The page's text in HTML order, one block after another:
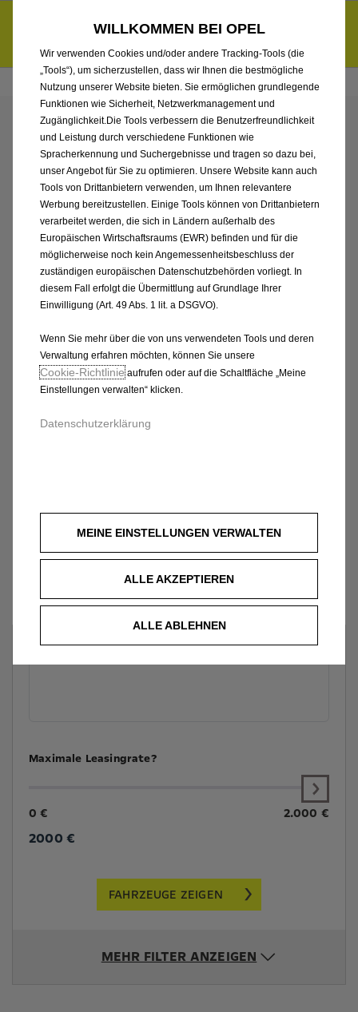
6.000 € staatliche Förderungsprämie für E-Autos und Plug-in-
Hybride. Mehr erfahren >>
ENTDECKEN SIE ALLE
CORSA ELECTRIC VON
FRANKE AUTOMOBILE
GMBH & CO. KG
Welches Fahrzeug?
Maximale Leasingrate?
0 € 2.000 €
2000 €
FAHRZEUGE ZEIGEN
MEHR FILTER ANZEIGEN
WILLKOMMEN BEI OPEL
Wir verwenden Cookies und/oder andere Tracking-Tools (die
„Tools“), um sicherzustellen, dass wir Ihnen die bestmögliche
Nutzung unserer Website bieten. Sie ermöglichen grundlegende
Funktionen wie Sicherheit, Netzwerkmanagement und
Zugänglichkeit.Die Tools verbessern die Benutzerfreundlichkeit
und Leistung durch verschiedene Funktionen wie
Spracherkennung und Suchergebnisse und tragen so dazu bei,
unser Angebot für Sie zu optimieren. Unsere Website kann auch
Tools von Drittanbietern verwenden, um Ihnen relevantere
Werbung bereitzustellen. Einige Tools können von Drittanbietern
verarbeitet werden, die sich in Ländern außerhalb des
Europäischen Wirtschaftsraums (EWR) befinden und für die
möglicherweise noch kein Angemessenheitsbeschluss der
zuständigen europäischen Datenschutzbehörden vorliegt. In
diesem Fall erfolgt die Übermittlung auf Grundlage Ihrer
Einwilligung (Art. 49 Abs. 1 lit. a DSGVO).
Wenn Sie mehr über die von uns verwendeten Tools und deren
Verwaltung erfahren möchten, können Sie unsere
Cookie‑Richtlinieaufrufen oder auf die Schaltfläche „Meine
Einstellungen verwalten“ klicken.
Datenschutzerklärung
MEINE EINSTELLUNGEN VERWALTEN
ALLE AKZEPTIEREN
ALLE ABLEHNEN